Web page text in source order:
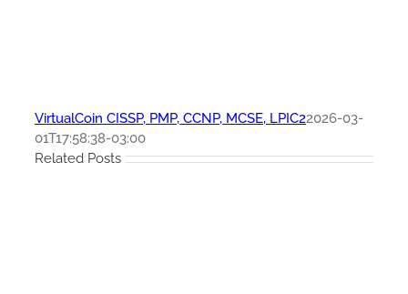
VirtualCoin CISSP, PMP, CCNP, MCSE, LPIC22026-03-
01T17:58:38-03:00
Related Posts